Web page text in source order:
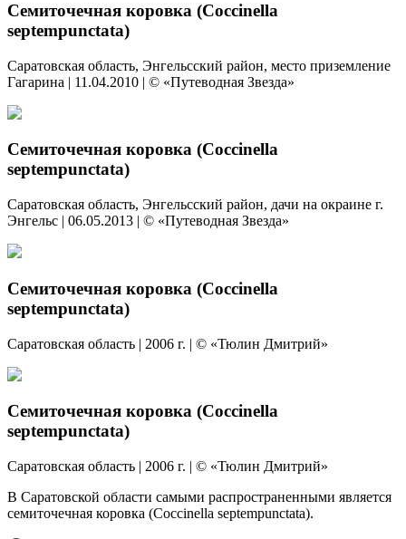
Семиточечная коровка (Coccinella
septempunctata)
Саратовская область, Энгельсский район, место приземление
Гагарина | 11.04.2010 | © «Путеводная Звезда»
Семиточечная коровка (Coccinella
septempunctata)
Саратовская область, Энгельсский район, дачи на окраине г.
Энгельс | 06.05.2013 | © «Путеводная Звезда»
Семиточечная коровка (Coccinella
septempunctata)
Саратовская область | 2006 г. | © «Тюлин Дмитрий»
Семиточечная коровка (Coccinella
septempunctata)
Саратовская область | 2006 г. | © «Тюлин Дмитрий»
В Саратовской области самыми распространенными является
семиточечная коровка (Coccinella septempunctata).